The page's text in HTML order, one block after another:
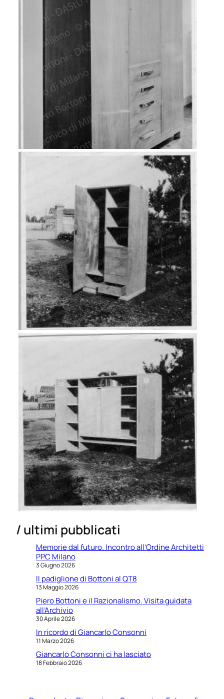
/ ultimi pubblicati
Memorie dal futuro. Incontro all’Ordine Architetti
PPC Milano
3 Giugno 2026
Il padiglione di Bottoni al QT8
13 Maggio 2026
Piero Bottoni e il Razionalismo. Visita guidata
all’Archivio
30 Aprile 2026
In ricordo di Giancarlo Consonni
11 Marzo 2026
Giancarlo Consonni ci ha lasciato
18 Febbraio 2026